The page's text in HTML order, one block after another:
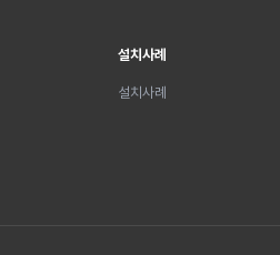
설치사례
설치사례